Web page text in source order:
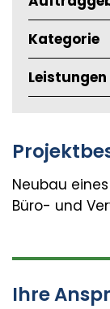
Kategorie
Leistungen
Neubau
Büro- und
Ihre